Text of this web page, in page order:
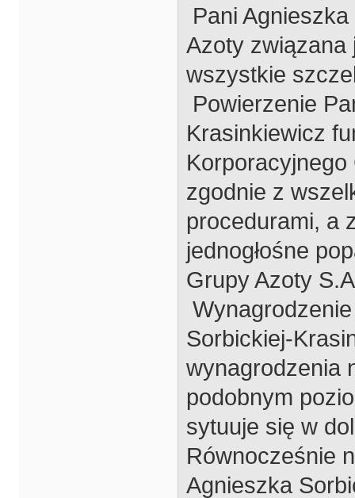
Pani
Azoty związana
wszystkie
Powierzenie
Krasinkiewicz
Korporacyjnego
zgodnie z
procedurami, a
jednogłośne
Grupy Azoty
Sorbickiej-
wynagrodzenia
podobnym
sytuuje się w
Równocześnie
Agnieszka